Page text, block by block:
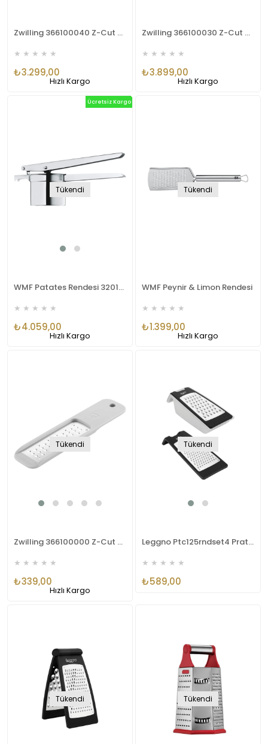
Zwilling 366100040 Z-Cut Çoklu Rende Mandolin
★ ★ ★ ★ ★
₺3.299,00
Hızlı Kargo
Zwilling 366100030 Z-Cut Dikey Rende
★ ★ ★ ★ ★
₺3.899,00
Hızlı Kargo
Tükendi
WMF Patates Rendesi 3201000115
★ ★ ★ ★ ★
₺4.059,00
Ücretsiz Kargo
Hızlı Kargo
Tükendi
WMF Peynir & Limon Rendesi
★ ★ ★ ★ ★
₺1.399,00
Hızlı Kargo
Tükendi
Zwilling 366100000 Z-Cut Mini Rende
★ ★ ★ ★ ★
₺339,00
Hızlı Kargo
Tükendi
Leggno Ptc125rndset4 Pratico Kaplı 4 Parça Rende Seti
★ ★ ★ ★ ★
₺589,00
Tükendi Tükendi